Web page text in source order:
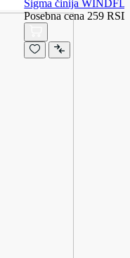
Sigma činija
Posebna cena 259 RSD